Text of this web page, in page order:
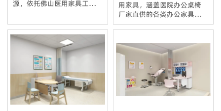
源，依托佛山医用家具工厂
保、舒适耐用的医疗空间整
体解决方案，广泛应用于各
级医疗机构。
用家具，涵盖医院办公桌椅
厂家直供的各类办公家具，
支持医疗家具定制厂服务，
满足医院多样化需求。